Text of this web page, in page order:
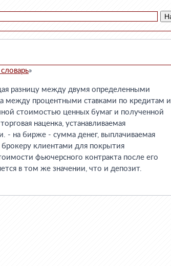
»
разницу между двумя определенными
между процентными ставками по кредитам и
стоимостью ценных бумаг и полученной
наценка, устанавливаемая
на бирже - сумма денег, выплачиваемая
клиентами для покрытия
фьючерсного контракта после его
в том же значении, что и депозит.